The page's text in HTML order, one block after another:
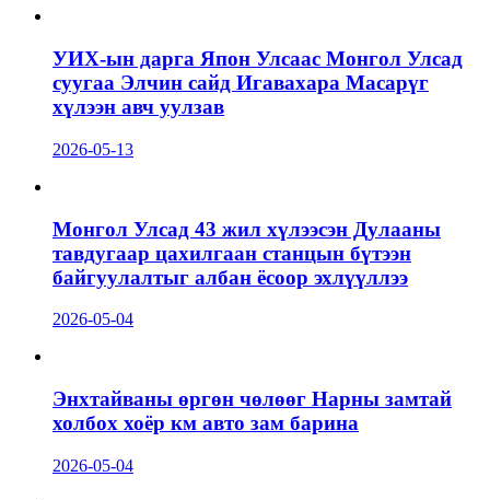
УИХ-ын дарга Япон Улсаас Монгол Улсад
суугаа Элчин сайд Игавахара Масарүг
хүлээн авч уулзав
2026-05-13
Монгол Улсад 43 жил хүлээсэн Дулааны
тавдугаар цахилгаан станцын бүтээн
байгуулалтыг албан ёсоор эхлүүллээ
2026-05-04
Энхтайваны өргөн чөлөөг Нарны замтай
холбох хоёр км авто зам барина
2026-05-04